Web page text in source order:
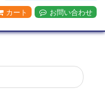
カート お問い合わせ